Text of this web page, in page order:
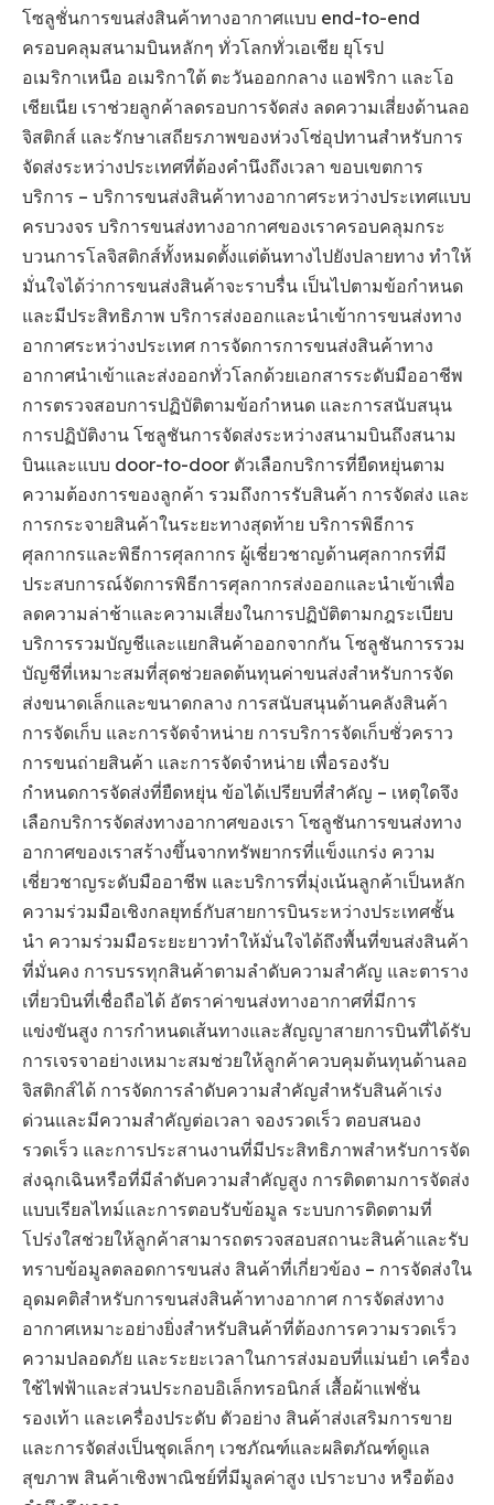
โซลูชั่นการขนส่งสินค้าทางอากาศแบบ end-to-end
ครอบคลุมสนามบินหลักๆ ทั่วโลกทั่วเอเชีย ยุโรป
อเมริกาเหนือ อเมริกาใต้ ตะวันออกกลาง แอฟริกา และโอ
เชียเนีย เราช่วยลูกค้าลดรอบการจัดส่ง ลดความเสี่ยงด้านลอ
จิสติกส์ และรักษาเสถียรภาพของห่วงโซ่อุปทานสำหรับการ
จัดส่งระหว่างประเทศที่ต้องคำนึงถึงเวลา ขอบเขตการ
บริการ – บริการขนส่งสินค้าทางอากาศระหว่างประเทศแบบ
ครบวงจร บริการขนส่งทางอากาศของเราครอบคลุมกระ
บวนการโลจิสติกส์ทั้งหมดตั้งแต่ต้นทางไปยังปลายทาง ทำให้
มั่นใจได้ว่าการขนส่งสินค้าจะราบรื่น เป็นไปตามข้อกำหนด
และมีประสิทธิภาพ บริการส่งออกและนำเข้าการขนส่งทาง
อากาศระหว่างประเทศ การจัดการการขนส่งสินค้าทาง
อากาศนำเข้าและส่งออกทั่วโลกด้วยเอกสารระดับมืออาชีพ
การตรวจสอบการปฏิบัติตามข้อกำหนด และการสนับสนุน
การปฏิบัติงาน โซลูชันการจัดส่งระหว่างสนามบินถึงสนาม
บินและแบบ door-to-door ตัวเลือกบริการที่ยืดหยุ่นตาม
ความต้องการของลูกค้า รวมถึงการรับสินค้า การจัดส่ง และ
การกระจายสินค้าในระยะทางสุดท้าย บริการพิธีการ
ศุลกากรและพิธีการศุลกากร ผู้เชี่ยวชาญด้านศุลกากรที่มี
ประสบการณ์จัดการพิธีการศุลกากรส่งออกและนำเข้าเพื่อ
ลดความล่าช้าและความเสี่ยงในการปฏิบัติตามกฎระเบียบ
บริการรวมบัญชีและแยกสินค้าออกจากกัน โซลูชันการรวม
บัญชีที่เหมาะสมที่สุดช่วยลดต้นทุนค่าขนส่งสำหรับการจัด
ส่งขนาดเล็กและขนาดกลาง การสนับสนุนด้านคลังสินค้า
การจัดเก็บ และการจัดจำหน่าย การบริการจัดเก็บชั่วคราว
การขนถ่ายสินค้า และการจัดจำหน่าย เพื่อรองรับ
กำหนดการจัดส่งที่ยืดหยุ่น ข้อได้เปรียบที่สำคัญ – เหตุใดจึง
เลือกบริการจัดส่งทางอากาศของเรา โซลูชันการขนส่งทาง
อากาศของเราสร้างขึ้นจากทรัพยากรที่แข็งแกร่ง ความ
เชี่ยวชาญระดับมืออาชีพ และบริการที่มุ่งเน้นลูกค้าเป็นหลัก
ความร่วมมือเชิงกลยุทธ์กับสายการบินระหว่างประเทศชั้น
นำ ความร่วมมือระยะยาวทำให้มั่นใจได้ถึงพื้นที่ขนส่งสินค้า
ที่มั่นคง การบรรทุกสินค้าตามลำดับความสำคัญ และตาราง
เที่ยวบินที่เชื่อถือได้ อัตราค่าขนส่งทางอากาศที่มีการ
แข่งขันสูง การกำหนดเส้นทางและสัญญาสายการบินที่ได้รับ
การเจรจาอย่างเหมาะสมช่วยให้ลูกค้าควบคุมต้นทุนด้านลอ
จิสติกส์ได้ การจัดการลำดับความสำคัญสำหรับสินค้าเร่ง
ด่วนและมีความสำคัญต่อเวลา จองรวดเร็ว ตอบสนอง
รวดเร็ว และการประสานงานที่มีประสิทธิภาพสำหรับการจัด
ส่งฉุกเฉินหรือที่มีลำดับความสำคัญสูง การติดตามการจัดส่ง
แบบเรียลไทม์และการตอบรับข้อมูล ระบบการติดตามที่
โปร่งใสช่วยให้ลูกค้าสามารถตรวจสอบสถานะสินค้าและรับ
ทราบข้อมูลตลอดการขนส่ง สินค้าที่เกี่ยวข้อง – การจัดส่งใน
อุดมคติสำหรับการขนส่งสินค้าทางอากาศ การจัดส่งทาง
อากาศเหมาะอย่างยิ่งสำหรับสินค้าที่ต้องการความรวดเร็ว
ความปลอดภัย และระยะเวลาในการส่งมอบที่แม่นยำ เครื่อง
ใช้ไฟฟ้าและส่วนประกอบอิเล็กทรอนิกส์ เสื้อผ้าแฟชั่น
รองเท้า และเครื่องประดับ ตัวอย่าง สินค้าส่งเสริมการขาย
และการจัดส่งเป็นชุดเล็กๆ เวชภัณฑ์และผลิตภัณฑ์ดูแล
สุขภาพ สินค้าเชิงพาณิชย์ที่มีมูลค่าสูง เปราะบาง หรือต้อง